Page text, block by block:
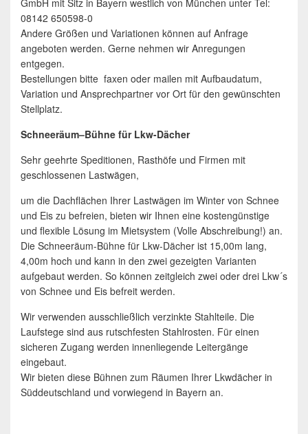
08142 650598-0
Andere Größen und Variationen können auf Anfrage
angeboten werden. Gerne nehmen wir Anregungen
entgegen.
Bestellungen bitte faxen oder mailen mit Aufbaudatum,
Variation und Ansprechpartner vor Ort für den gewünschten
Stellplatz.
Schneeräum–Bühne für Lkw-Dächer
Sehr geehrte Speditionen, Rasthöfe und Firmen mit
geschlossenen Lastwägen,
um die Dachflächen Ihrer Lastwägen im Winter von Schnee
und Eis zu befreien, bieten wir Ihnen eine kostengünstige
und flexible Lösung im Mietsystem (Volle Abschreibung!) an.
Die Schneeräum-Bühne für Lkw-Dächer ist 15,00m lang,
4,00m hoch und kann in den zwei gezeigten Varianten
aufgebaut werden. So können zeitgleich zwei oder drei Lkw´s
von Schnee und Eis befreit werden.
Wir verwenden ausschließlich verzinkte Stahlteile. Die
Laufstege sind aus rutschfesten Stahlrosten. Für einen
sicheren Zugang werden innenliegende Leitergänge
eingebaut.
Wir bieten diese Bühnen zum Räumen Ihrer Lkwdächer in
Süddeutschland und vorwiegend in Bayern an.